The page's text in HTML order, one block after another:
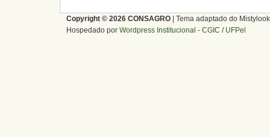
Copyright © 2026 CONSAGRO | Tema adaptado do
Hospedado por Wordpress Institucional - CGIC / UFPel